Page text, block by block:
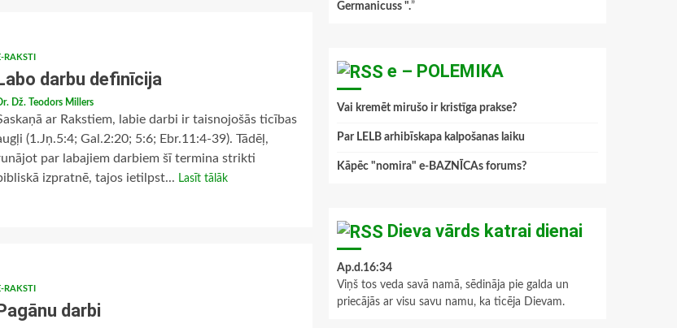
RAKSTI
darbu definīcija
Dž. Teodors Millers
ar Rakstiem, labie darbi ir taisnojošās ticības
(1.Jņ.5:4; Gal.2:20; 5:6; Ebr.11:4-39). Tādēļ,
par labajiem darbiem šī termina strikti
izpratnē, tajos ietilpst... Lasīt tālāk
RAKSTI
darbi
Germanicuss ".”
e – POLEMIKA
Vai kremēt mirušo ir kristīga prakse?
Par LELB arhibīskapa kalpošanas laiku
Kāpēc "nomira" e-BAZNĪCAs forums?
Dieva vārds katrai dienai
Ap.d.16:34
Viņš tos veda savā namā, sēdināja pie galda un
priecājās ar visu savu namu, ka ticēja Dievam.